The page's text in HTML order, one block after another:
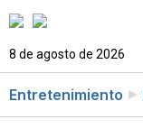
8 de agosto de 2026
Entretenimiento